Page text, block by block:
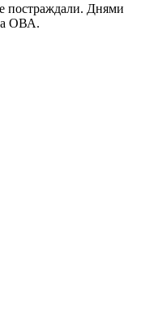
постраждали. Днями
ОВА.